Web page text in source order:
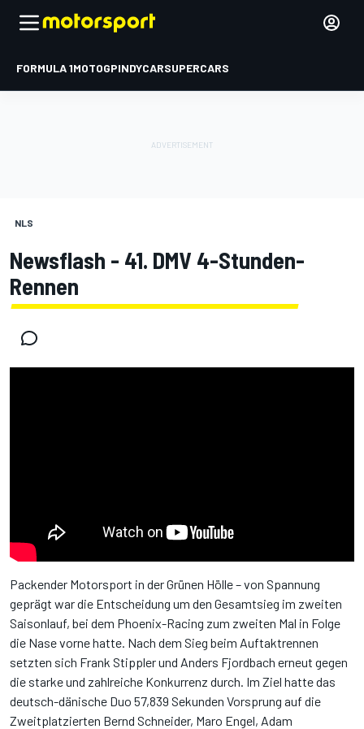
FORMULA 1MOTOGPINDYCARSUPERCARS
NLS
Newsflash - 41. DMV 4-Stunden-
Rennen
Packender Motorsport in der Grünen Hölle – von Spannung
geprägt war die Entscheidung um den Gesamtsieg im zweiten
Saisonlauf, bei dem Phoenix-Racing zum zweiten Mal in Folge
die Nase vorne hatte. Nach dem Sieg beim Auftaktrennen
setzten sich Frank Stippler und Anders Fjordbach erneut gegen
die starke und zahlreiche Konkurrenz durch. Im Ziel hatte das
deutsch-dänische Duo 57,839 Sekunden Vorsprung auf die
Zweitplatzierten Bernd Schneider, Maro Engel, Adam